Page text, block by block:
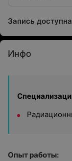
Запись
Инфо
Опыт работы: